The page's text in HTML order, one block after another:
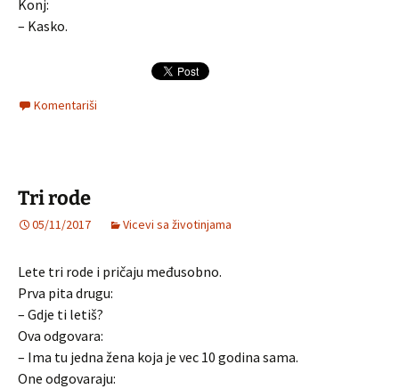
Konj:
– Kasko.
Komentariši
Tri rode
05/11/2017 Vicevi sa životinjama
Lete tri rode i pričaju međusobno.
Prva pita drugu:
– Gdje ti letiš?
Ova odgovara:
– Ima tu jedna žena koja je vec 10 godina sama.
One odgovaraju: